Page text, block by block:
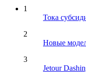
1
Тока
2
Новые
3
Jetour